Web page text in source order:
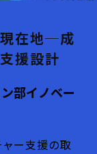
在地─成
援設計
部イノベー
ー支援の取